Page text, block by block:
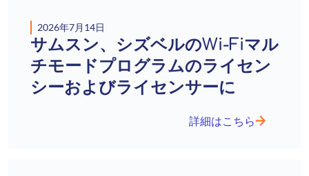
2026年7月14日
サムスン、シズベルのWi-Fiマル
チモードプログラムのライセン
シーおよびライセンサーに
詳細はこちら